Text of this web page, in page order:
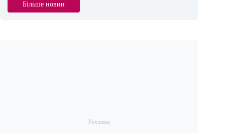
Більше новин